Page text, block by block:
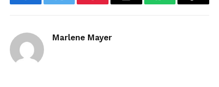
FacebookTwitter Pinterest Email WhatsAppCopy
Marlene Mayer